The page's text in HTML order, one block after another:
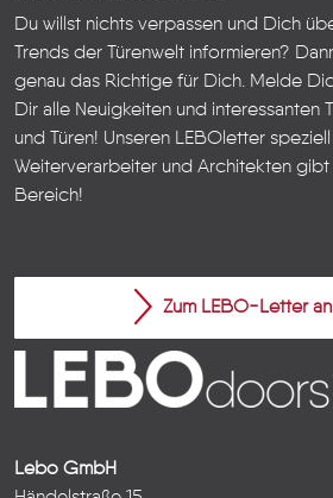
Du willst nichts verpassen und Dich
Trends der Türenwelt informieren?
genau das Richtige für Dich. Melde
Dir alle Neuigkeiten und interessanten
und Türen! Unseren LEBOletter
Weiterverarbeiter und Architekten gibt
Bereich!
Zum LEBO-Letter
Lebo GmbH